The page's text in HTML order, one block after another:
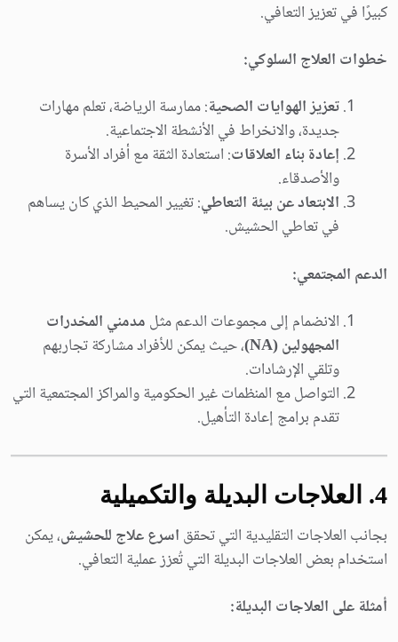
كبيرًا في تعزيز التعافي.
خطوات العلاج السلوكي:
تعزيز الهوايات الصحية: ممارسة الرياضة، تعلم مهارات
جديدة، والانخراط في الأنشطة الاجتماعية.
إعادة بناء العلاقات: استعادة الثقة مع أفراد الأسرة
والأصدقاء.
الابتعاد عن بيئة التعاطي: تغيير المحيط الذي كان يساهم
في تعاطي الحشيش.
الدعم المجتمعي:
الانضمام إلى مجموعات الدعم مثل مدمني المخدرات
المجهولين (NA)
، حيث يمكن للأفراد مشاركة تجاربهم
وتلقي الإرشادات.
التواصل مع المنظمات غير الحكومية والمراكز المجتمعية التي
تقدم برامج إعادة التأهيل.
4. العلاجات البديلة والتكميلية
بجانب العلاجات التقليدية التي تحقق اسرع علاج للحشيش، يمكن
استخدام بعض العلاجات البديلة التي تُعزز عملية التعافي.
أمثلة على العلاجات البديلة: